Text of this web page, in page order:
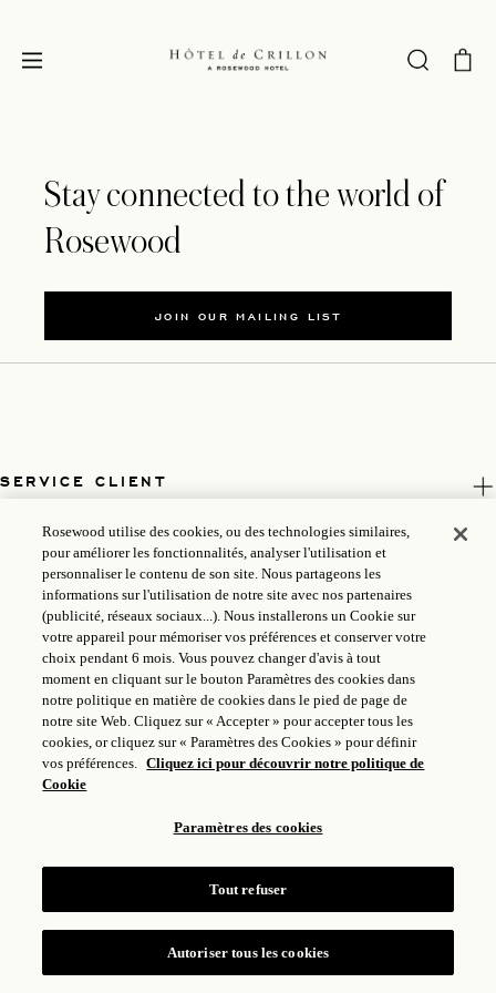
Stay connected to the world of
Rosewood
JOIN OUR MAILING LIST
SERVICE CLIENT
MONDE DE ROSEWOOD
SUIVRE
LÉGAL
ICP LICENSE: 17035714
GONGAN BEIAN: 31010102004896
Rosewood utilise des cookies, ou des technologies similaires,
pour améliorer les fonctionnalités, analyser l'utilisation et
personnaliser le contenu de son site. Nous partageons les
informations sur l'utilisation de notre site avec nos partenaires
(publicité, réseaux sociaux...). Nous installerons un Cookie sur
votre appareil pour mémoriser vos préférences et conserver votre
choix pendant 6 mois. Vous pouvez changer d'avis à tout
moment en cliquant sur le bouton Paramètres des cookies dans
notre politique en matière de cookies dans le pied de page de
notre site Web. Cliquez sur « Accepter » pour accepter tous les
cookies, or cliquez sur « Paramètres des Cookies » pour définir
vos préférences. Cliquez ici pour découvrir notre politique de
Cookie
Paramètres des cookies
Tout refuser
Autoriser tous les cookies